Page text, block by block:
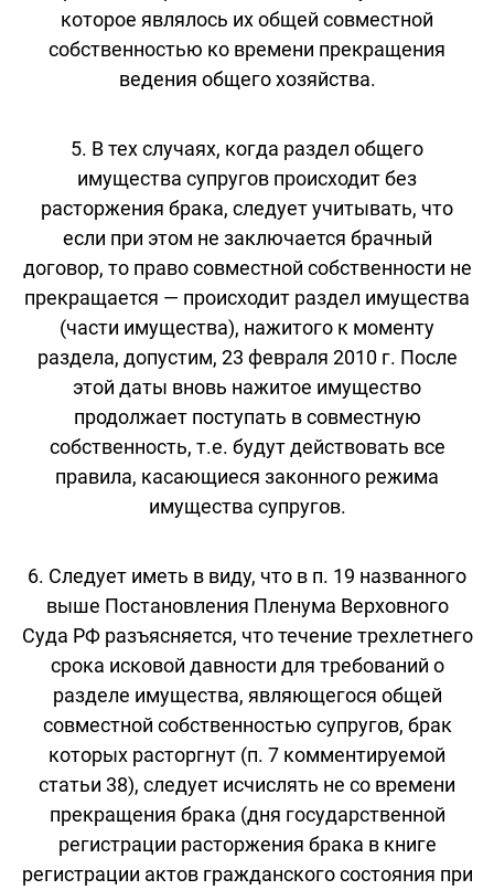
которое являлось их общей совместной
собственностью ко времени прекращения
ведения общего хозяйства.
5. В тех случаях, когда раздел общего
имущества супругов происходит без
расторжения брака, следует учитывать, что
если при этом не заключается брачный
договор, то право совместной собственности не
прекращается — происходит раздел имущества
(части имущества), нажитого к моменту
раздела, допустим, 23 февраля 2010 г. После
этой даты вновь нажитое имущество
продолжает поступать в совместную
собственность, т.е. будут действовать все
правила, касающиеся законного режима
имущества супругов.
6. Следует иметь в виду, что в п. 19 названного
выше Постановления Пленума Верховного
Суда РФ разъясняется, что течение трехлетнего
срока исковой давности для требований о
разделе имущества, являющегося общей
совместной собственностью супругов, брак
которых расторгнут (п. 7 комментируемой
статьи 38), следует исчислять не со времени
прекращения брака (дня государственной
регистрации расторжения брака в книге
регистрации актов гражданского состояния при